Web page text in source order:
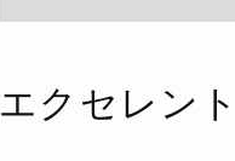
エクセレン